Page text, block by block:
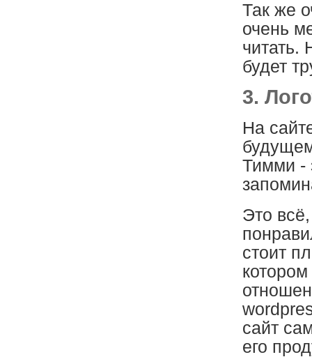
Так же
очень
читать.
будет
3.
На
Тимми -
Это
стоит
сайт
его